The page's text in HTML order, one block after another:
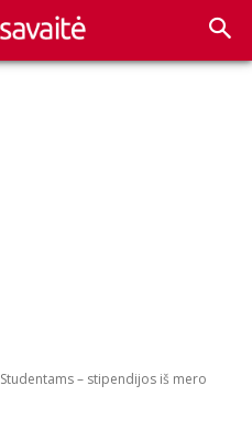
Studentams – stipendijos iš mero